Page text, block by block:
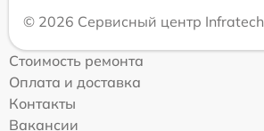
© 2026 Сервисный центр Infratech
Стоимость ремонта
Оплата и доставка
Контакты
Вакансии